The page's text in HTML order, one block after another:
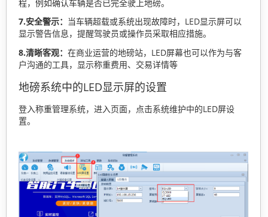
程，例如确认车辆是否已完全驶上地磅。
7.安全警示： 当车辆超载或系统出现故障时，LED显示屏可以
显示警告信息，提醒驾驶员或操作员采取相应措施。
8.清晰客观： 在商业运营的地磅站，LED屏幕也可以作为与客
户沟通的工具，显示称重费用、交易详情等
地磅系统中的LED显示屏的设置
登入称重管理系统，进入页面，点击系统维护中的LED屏设
置。